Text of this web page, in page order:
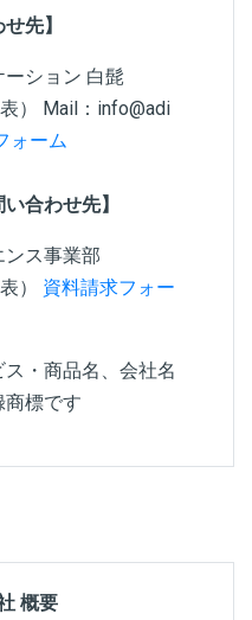
先】
ション 白髭
） Mail：info@adi
ォーム
合わせ先】
ンス事業部
） 資料請求フォー
・商品名、会社名
商標です
概要